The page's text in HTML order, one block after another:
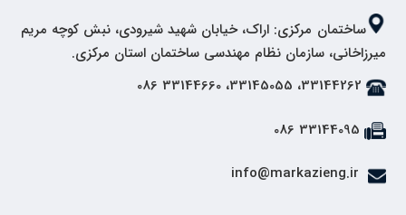
ساختمان مرکزی: اراک، خیابان شهید شیرودی، نبش کوچه مریم
میرزاخانی، سازمان نظام مهندسی ساختمان استان مرکزی.
33144262، 33145055، 33144660 086
33144095 086